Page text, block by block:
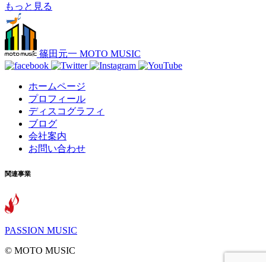
もっと見る
篠田元一 MOTO MUSIC
ホームページ
プロフィール
ディスコグラフィ
ブログ
会社案内
お問い合わせ
関連事業
PASSION MUSIC
©️ MOTO MUSIC